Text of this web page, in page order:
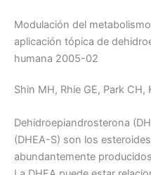
Modulación del
aplicación tópica de
humana 2005-02
Shin MH, Rhie GE, Park
Dehidroepiandrosterona
(DHEA-S) son los
abundantemente